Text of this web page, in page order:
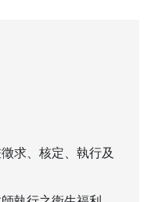
求、核定、執行及